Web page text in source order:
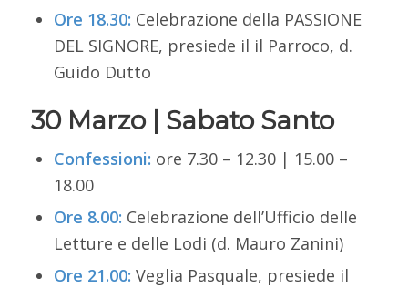
Ore 18.30: Celebrazione della PASSIONE
DEL SIGNORE, presiede il il Parroco, d.
Guido Dutto
30 Marzo | Sabato Santo
Confessioni: ore 7.30 – 12.30 | 15.00 –
18.00
Ore 8.00: Celebrazione dell’Ufficio delle
Letture e delle Lodi (d. Mauro Zanini)
Ore 21.00: Veglia Pasquale, presiede il